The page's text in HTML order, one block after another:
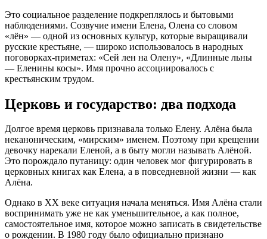
Это социальное разделение подкреплялось и бытовыми
наблюдениями. Созвучие имени Елена, Олена со словом
«лён» — одной из основных культур, которые выращивали
русские крестьяне, — широко использовалось в народных
поговорках-приметах: «Сей лен на Олену», «Длинные льны
— Еленины косы». Имя прочно ассоциировалось с
крестьянским трудом.
Церковь и государство: два подхода
Долгое время церковь признавала только Елену. Алёна была
неканоническим, «мирским» именем. Поэтому при крещении
девочку нарекали Еленой, а в быту могли называть Алёной.
Это порождало путаницу: один человек мог фигурировать в
церковных книгах как Елена, а в повседневной жизни — как
Алёна.
Однако в ХХ веке ситуация начала меняться. Имя Алёна стали
воспринимать уже не как уменьшительное, а как полное,
самостоятельное имя, которое можно записать в свидетельстве
о рождении. В 1980 году было официально признано